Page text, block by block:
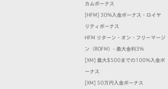
カムボーナス
[HFM] 30%入金ボーナス・ロイヤ
リティボーナス
HFM リターン・オン・フリーマージ
ン（ROFM）- 最大金利3%
[XM] 最大$500までの100%入金ボ
ーナス
[XM] 50万円入金ボーナス